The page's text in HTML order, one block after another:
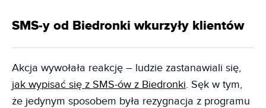
SMS-y od Biedronki wkurzyły klientów
Akcja wywołała reakcję – ludzie zastanawiali się,
jak wypisać się z SMS-ów z Biedronki. Sęk w tym,
że jedynym sposobem była rezygnacja z programu